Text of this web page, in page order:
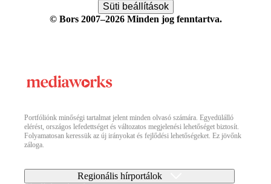
Süti beállítások
© Bors 2007–2026 Minden jog fenntartva.
Portfóliónk minőségi tartalmat jelent minden olvasó számára. Egyedülálló
elérést, országos lefedettséget és változatos megjelenési lehetőséget biztosít.
Folyamatosan keressük az új irányokat és fejlődési lehetőségeket. Ez jövőnk
záloga.
Regionális hírportálok